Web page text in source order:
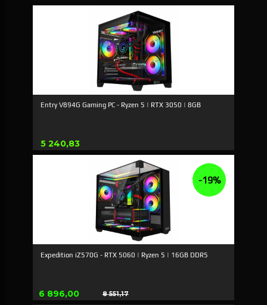
Entry V894G Gaming PC - Ryzen 5 | RTX 3050 | 8GB
Pris
5 240,83
Expedition iZ570G - RTX 5060 | Ryzen 5 | 16GB DDR5
Tilbud
6 896,00 8 551,17
Rabat
-19%